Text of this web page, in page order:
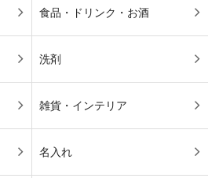
食品・ドリンク・お酒
洗剤
雑貨・インテリア
名入れ